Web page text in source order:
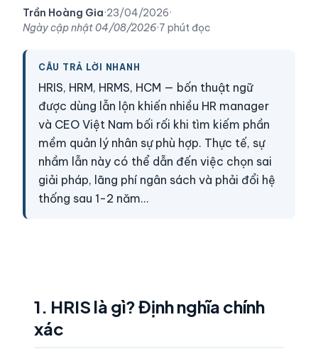
Trần Hoàng Gia·23/04/2026·
Ngày cập nhật04/08/2026·7 phút đọc
CÂU TRẢ LỜI NHANH
HRIS, HRM, HRMS, HCM — bốn thuật ngữ
được dùng lẫn lộn khiến nhiều HR manager
và CEO Việt Nam bối rối khi tìm kiếm phần
mềm quản lý nhân sự phù hợp. Thực tế, sự
nhầm lẫn này có thể dẫn đến việc chọn sai
giải pháp, lãng phí ngân sách và phải đổi hệ
thống sau 1-2 năm…
1. HRIS là gì? Định nghĩa chính
xác